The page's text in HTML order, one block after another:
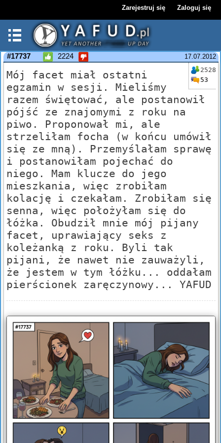
Zarejestruj się Zaloguj się
17.07.2012
#17737 2224
2528
53
Mój facet miał ostatni
egzamin w sesji. Mieliśmy
razem świętować, ale postanowił
pójść ze znajomymi z roku na
piwo. Proponował mi, ale
strzeliłam focha (w końcu umówił
się ze mną). Przemyślałam sprawę
i postanowiłam pojechać do
niego. Mam klucze do jego
mieszkania, więc zrobiłam
kolację i czekałam. Zrobiłam się
senna, więc położyłam się do
łóżka. Obudził mnie mój pijany
facet, uprawiający seks z
koleżanką z roku. Byli tak
pijani, że nawet nie zauważyli,
że jestem w tym łóżku... oddałam
pierścionek zaręczynowy... YAFUD